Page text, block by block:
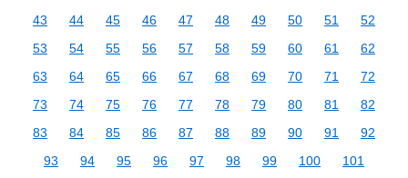
43
44 45 46 47 48 49 50 51
52
53
54 55 56 57 58 59 60 61
62
63
64 65 66 67 68 69 70 71
72
73
74 75 76 77 78 79 80 81
82
83
84 85 86 87 88 89 90 91
92
93
94 95 96 97 98 99 100
101